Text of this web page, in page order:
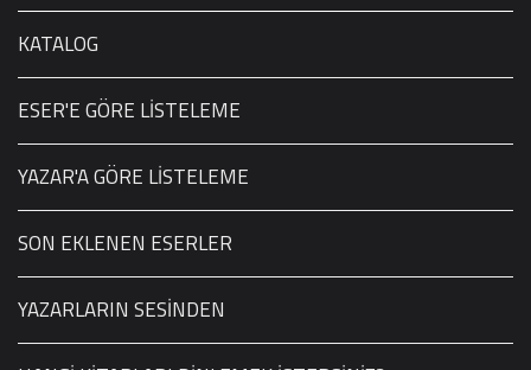
KATALOG
ESER'E GÖRE LİSTELEME
YAZAR'A GÖRE LİSTELEME
SON EKLENEN ESERLER
YAZARLARIN SESİNDEN